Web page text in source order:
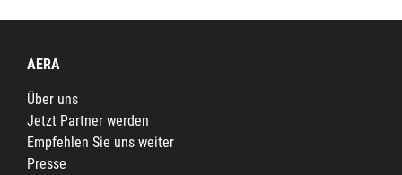
AERA
Über uns
Jetzt Partner werden
Empfehlen Sie uns weiter
Presse